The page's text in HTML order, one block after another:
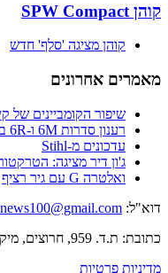
קוהן SPW Compact
קוהן מציגה 'סלף' חדש
מאמרים אחרונים
שיפור הקומביינים של
רענון סדרות 6M ו-6R בג'ון דיר
עדכונים מ-Stihl
ג'ון דיר מציגה:
ואלטרה G עם גיר רציף
דוא"ל:
כתובת: ת.ד. 959, חרוצים, מיקוד 60917
מדיניות פרטיות